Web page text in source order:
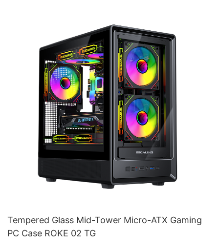
Tempered Glass Mid-Tower Micro-ATX Gaming
PC Case ROKE 02 TG